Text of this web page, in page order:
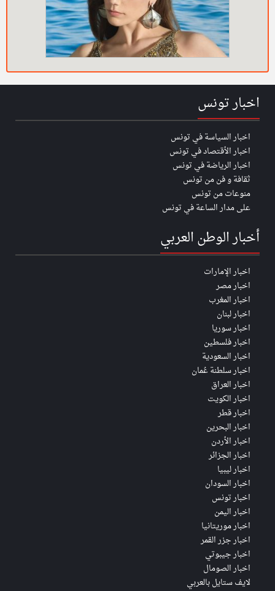
اخبار تونس
اخبار السياسة في تونس
اخبار الأقتصاد في تونس
اخبار الرياضة في تونس
ثقافة و فن من تونس
منوعات من تونس
على مدار الساعة في تونس
أخبار الوطن العربي
اخبار الإمارات
اخبار مصر
اخبار المغرب
اخبار لبنان
اخبار سوريا
اخبار فلسطين
اخبار السعودية
اخبار سلطنة عُمان
اخبار العراق
اخبار الكويت
اخبار قطر
اخبار البحرين
اخبار الأردن
اخبار الجزائر
اخبار ليبيا
اخبار السودان
اخبار تونس
اخبار اليمن
اخبار موريتانيا
اخبار جزر القمر
اخبار جيبوتي
اخبار الصومال
لايف ستايل بالعربي